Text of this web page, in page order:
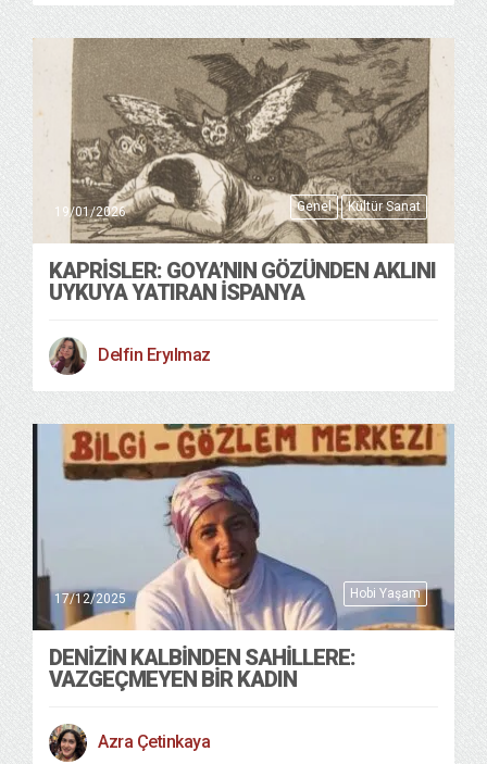
Genel Kültür Sanat
19/01/2026
KAPRISLER: GOYA’NIN GÖZÜNDEN AKLINI
UYKUYA YATIRAN İSPANYA
Delfin Eryılmaz
Hobi Yaşam
17/12/2025
DENİZİN KALBİNDEN SAHİLLERE:
VAZGEÇMEYEN BİR KADIN
Azra Çetinkaya